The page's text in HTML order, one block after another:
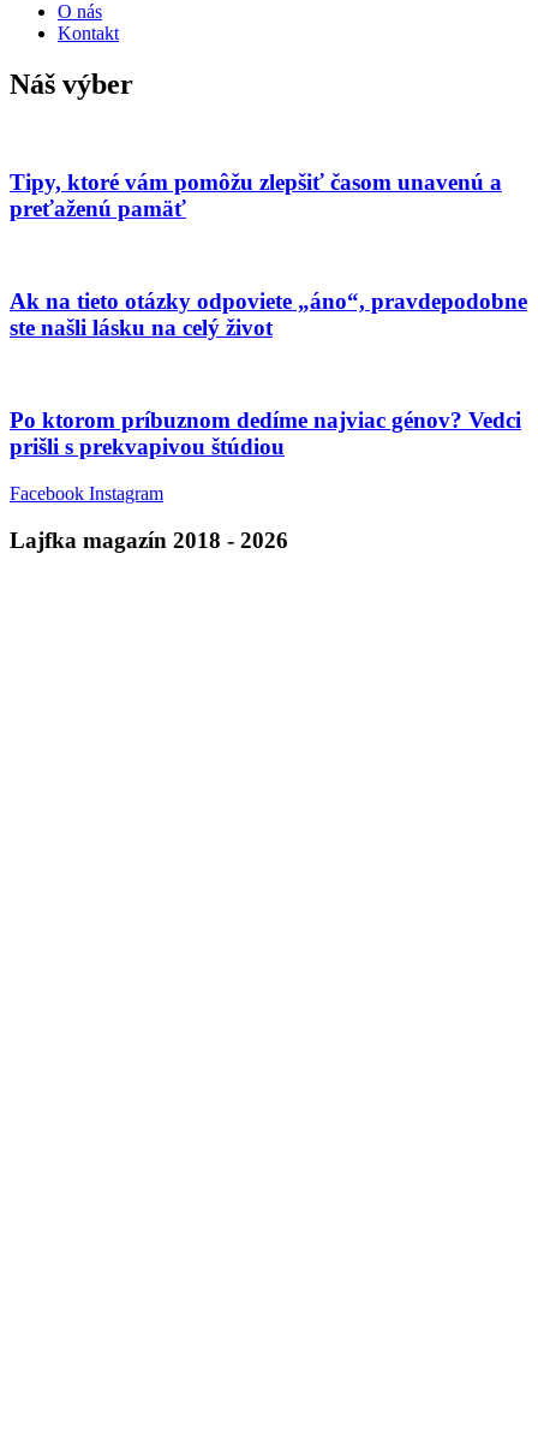
O nás
Kontakt
Náš výber
Tipy, ktoré vám pomôžu zlepšiť časom unavenú a
preťaženú pamäť
Ak na tieto otázky odpoviete „áno“, pravdepodobne
ste našli lásku na celý život
Po ktorom príbuznom dedíme najviac génov? Vedci
prišli s prekvapivou štúdiou
Facebook Instagram
Lajfka magazín 2018 - 2026